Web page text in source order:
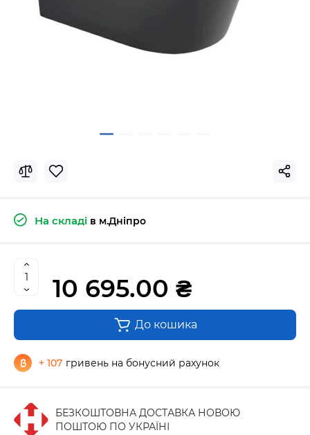
На складі в м.Дніпро
10 695.00 ₴
До кошика
+ 107 гривень на бонусний рахунок
БЕЗКОШТОВНА ДОСТАВКА НОВОЮ
ПОШТОЮ ПО УКРАЇНІ